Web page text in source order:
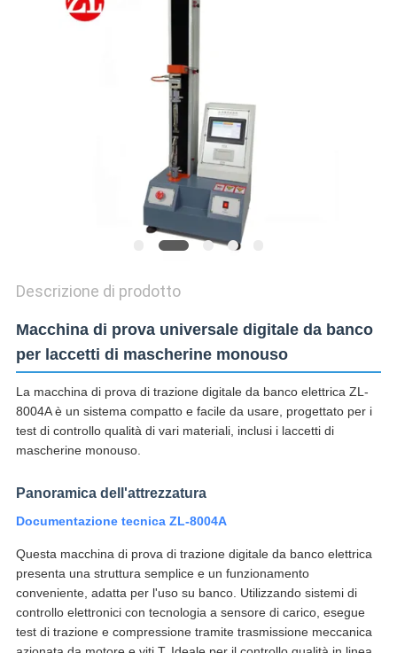
SITEMAP
Descrizione di prodotto
Macchina di prova universale digitale da banco
per laccetti di mascherine monouso
La macchina di prova di trazione digitale da banco elettrica ZL-
8004A è un sistema compatto e facile da usare, progettato per i
test di controllo qualità di vari materiali, inclusi i laccetti di
mascherine monouso.
Panoramica dell'attrezzatura
Documentazione tecnica ZL-8004A
Questa macchina di prova di trazione digitale da banco elettrica
presenta una struttura semplice e un funzionamento
conveniente, adatta per l'uso su banco. Utilizzando sistemi di
controllo elettronici con tecnologia a sensore di carico, esegue
test di trazione e compressione tramite trasmissione meccanica